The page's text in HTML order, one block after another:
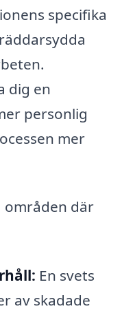
specifika
dig en
personlig
mer
områden där
En svets
av skadade